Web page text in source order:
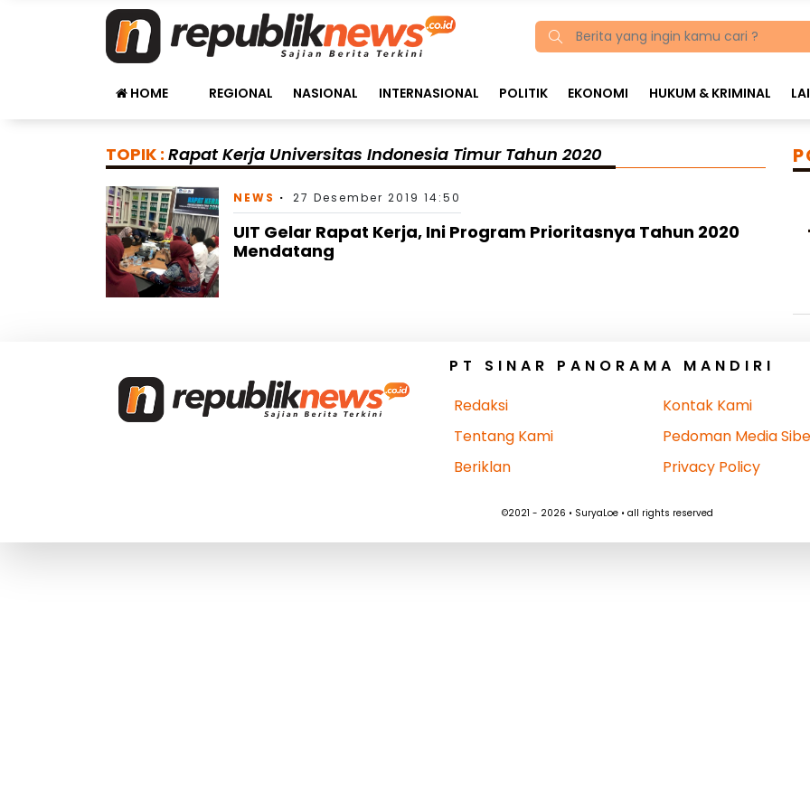
HOME REGIONAL NASIONAL INTERNASIONAL POLITIK EKONOMI HUKUM & KRIMINAL
TOPIK : Rapat Kerja Universitas Indonesia Timur Tahun 2020
NEWS 27 Desember 2019 14:50
UIT Gelar Rapat Kerja, Ini Program Prioritasnya Tahun 2020
Mendatang
PT SINAR PANORAMA MANDIRI
Redaksi
Tentang Kami
Beriklan
Kontak Kami
Pedoman Media
Privacy Policy
©2021 - 2026 • SuryaLoe • all rights reserved